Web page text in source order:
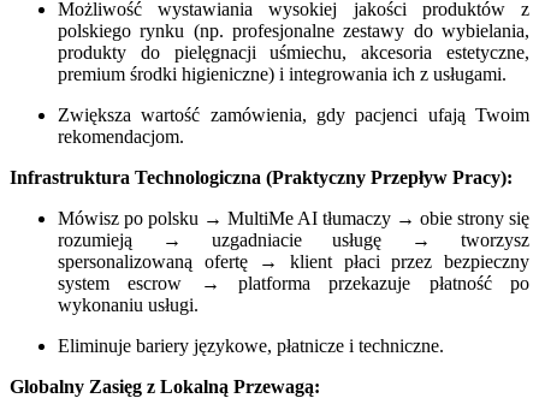
Możliwość wystawiania wysokiej jakości produktów z
polskiego rynku (np. profesjonalne zestawy do wybielania,
produkty do pielęgnacji uśmiechu, akcesoria estetyczne,
premium środki higieniczne) i integrowania ich z usługami.
Zwiększa wartość zamówienia, gdy pacjenci ufają Twoim
rekomendacjom.
Infrastruktura Technologiczna (Praktyczny Przepływ Pracy):
Mówisz po polsku → MultiMe AI tłumaczy → obie strony się
rozumieją → uzgadniacie usługę → tworzysz
spersonalizowaną ofertę → klient płaci przez bezpieczny
system escrow → platforma przekazuje płatność po
wykonaniu usługi.
Eliminuje bariery językowe, płatnicze i techniczne.
Globalny Zasięg z Lokalną Przewagą: